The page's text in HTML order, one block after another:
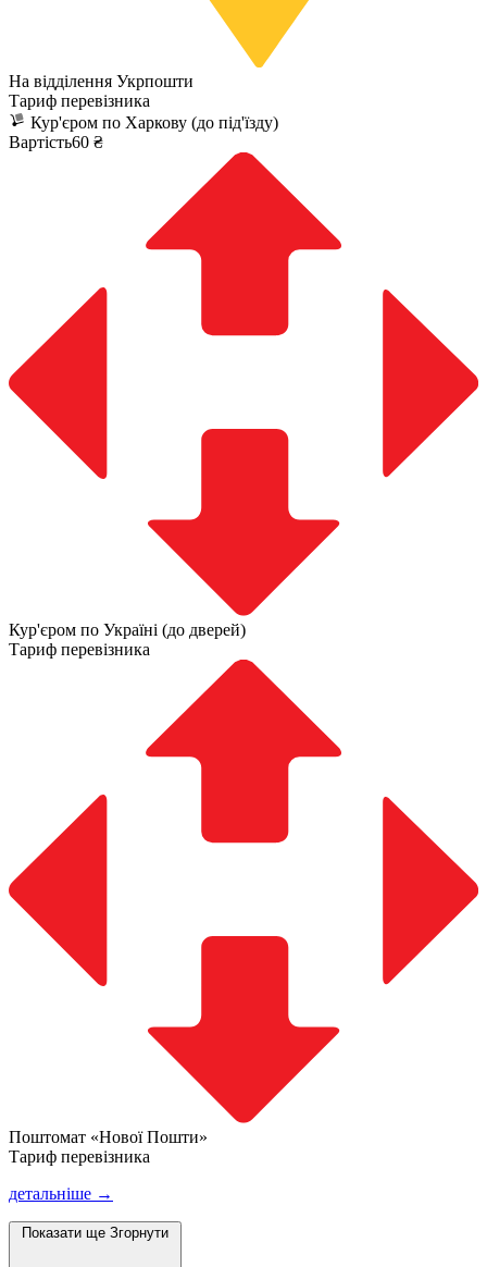
На відділення Укрпошти
Тариф перевізника
Кур'єром по Харкову (до під'їзду)
Вартість60 ₴
Кур'єром по Україні (до дверей)
Тариф перевізника
Поштомат «Нової Пошти»
Тариф перевізника
детальніше →
Показати ще Згорнути